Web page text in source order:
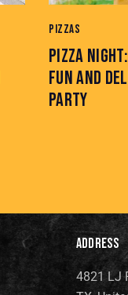
PIZZAS
PIZZA
FUN AND
PARTY
ADDRESS
4821 LJ